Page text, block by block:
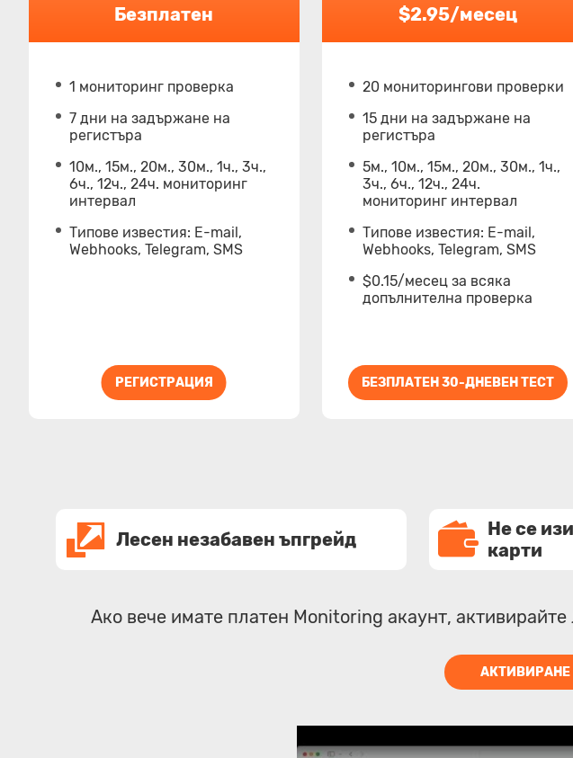
Безплатен
1 мониторинг проверка
7 дни на задържане на
регистъра
10м., 15м., 20м., 30м., 1ч., 3ч.,
6ч., 12ч., 24ч. мониторинг
интервал
Типове известия: Е-mail,
Webhooks, Telegram, SMS
РЕГИСТРАЦИЯ
$2.95/месец
20 мониторингови проверки
15 дни на задържане на
регистъра
5м., 10м., 15м., 20м., 30м., 1ч.,
3ч., 6ч., 12ч., 24ч.
мониторинг интервал
Типове известия: Е-mail,
Webhooks, Telegram, SMS
$0.15/месец за всяка
допълнителна проверка
БЕЗПЛАТЕН 30-ДНЕВЕН ТЕСТ
Лесен незабавен ъпгрейд
Не се
карти
Ако вече имате платен Monitoring акаунт,
АКТИВИРАНЕ